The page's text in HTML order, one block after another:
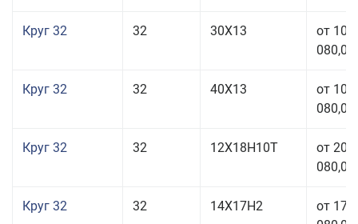
Круг 32 32 30Х13
от 101
080,00
Круг 32 32 40Х13
от 101
080,00
Круг 32 32 12Х18Н10Т
от 208
080,00
Круг 32 32 14Х17Н2
от 177